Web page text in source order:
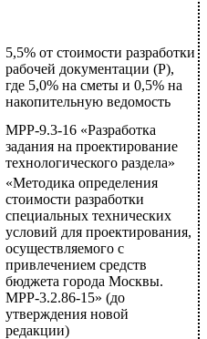
5,5% от стоимости разработки
рабочей документации (Р),
где 5,0% на сметы и 0,5% на
накопительную ведомость
МРР-9.3-16 «Разработка
задания на проектирование
технологического раздела»
«Методика определения
стоимости разработки
специальных технических
условий для проектирования,
осуществляемого с
привлечением средств
бюджета города Москвы.
МРР-3.2.86-15» (до
утверждения новой
редакции)